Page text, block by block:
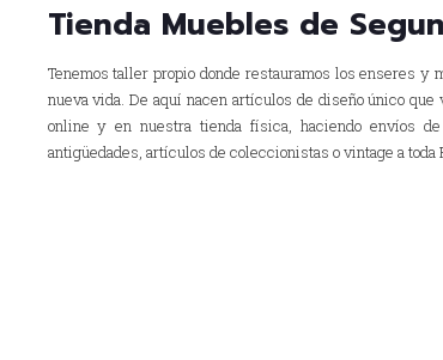
Tienda Muebles de
Tenemos taller propio donde restauramos los enseres y
nueva vida. De aquí nacen artículos de diseño único
online y en nuestra tienda física, haciendo envíos
antigüedades, artículos de coleccionistas o vintage a toda